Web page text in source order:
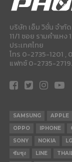
บริษัท เอ็ม วิชั่น จำกั
11/1 ซอย รามคำแหง
ประเทศไทย
โทร 0-2735-1201 ,
แฟกซ์ 0-2735-2719.
SAMSUNG APPLE
OPPO
IPHONE
SONY
NOKIA LG
ซัมซุง
LINE